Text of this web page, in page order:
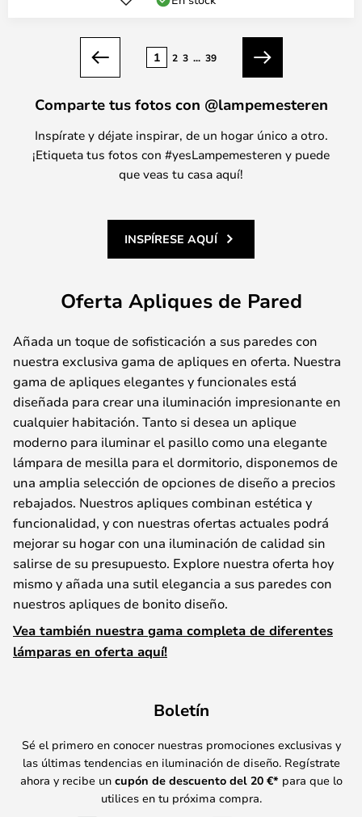
Anterior
1 2 3 ... 39
Siguiente
Comparte tus fotos con @lampemesteren
Inspírate y déjate inspirar, de un hogar único a otro.
¡Etiqueta tus fotos con #yesLampemesteren y puede
que veas tu casa aquí!
INSPÍRESE AQUÍ
Oferta Apliques de Pared
Añada un toque de sofisticación a sus paredes con
nuestra exclusiva gama de apliques en oferta. Nuestra
gama de apliques elegantes y funcionales está
diseñada para crear una iluminación impresionante en
cualquier habitación. Tanto si desea un aplique
moderno para iluminar el pasillo como una elegante
lámpara de mesilla para el dormitorio, disponemos de
una amplia selección de opciones de diseño a precios
rebajados. Nuestros apliques combinan estética y
funcionalidad, y con nuestras ofertas actuales podrá
mejorar su hogar con una iluminación de calidad sin
salirse de su presupuesto. Explore nuestra oferta hoy
mismo y añada una sutil elegancia a sus paredes con
nuestros apliques de bonito diseño.
Vea también nuestra gama completa de diferentes
lámparas en oferta aquí!
Boletín
Sé el primero en conocer nuestras promociones exclusivas y
las últimas tendencias en iluminación de diseño. Regístrate
ahora y recibe un cupón de descuento del 20 €* para que lo
utilices en tu próxima compra.